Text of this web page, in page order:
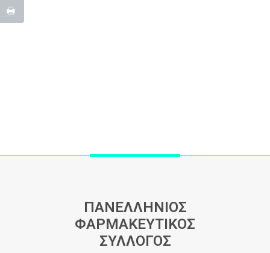
ΠΑΝΕΛΛΗΝΙΟΣ
ΦΑΡΜΑΚΕΥΤΙΚΟΣ
ΣΥΛΛΟΓΟΣ